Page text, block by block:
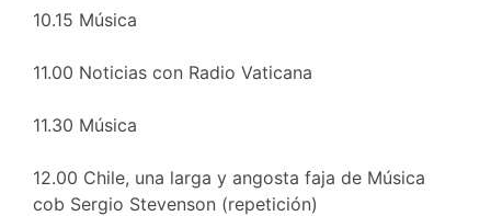
10.15 Música
11.00 Noticias con Radio Vaticana
11.30 Música
12.00 Chile, una larga y angosta faja de Música
cob Sergio Stevenson (repetición)